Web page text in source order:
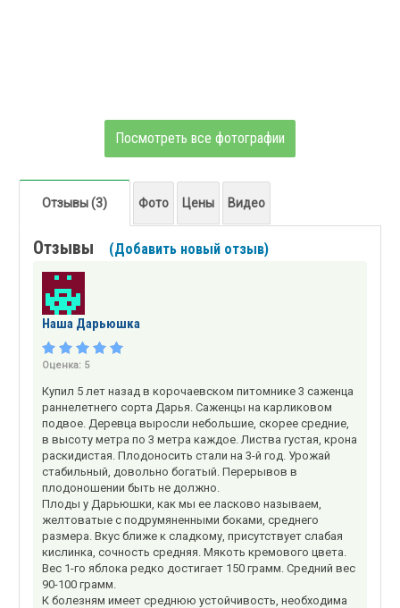
Посмотреть все фотографии
Отзывы (3) Фото Цены Видео
Отзывы (Добавить новый отзыв)
Наша Дарьюшка
Оценка: 5
Купил 5 лет назад в корочаевском питомнике 3 саженца
раннелетнего сорта Дарья. Саженцы на карликовом
подвое. Деревца выросли небольшие, скорее средние,
в высоту метра по 3 метра каждое. Листва густая, крона
раскидистая. Плодоносить стали на 3-й год. Урожай
стабильный, довольно богатый. Перерывов в
плодоношении быть не должно.
Плоды у Дарьюшки, как мы ее ласково называем,
желтоватые с подрумяненными боками, среднего
размера. Вкус ближе к сладкому, присутствует слабая
кислинка, сочность средняя. Мякоть кремового цвета.
Вес 1-го яблока редко достигает 150 грамм. Средний вес
90-100 грамм.
К болезням имеет среднюю устойчивость, необходима